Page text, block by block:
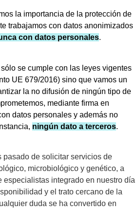
la importancia de la protección de
trabajamos con datos anonimizados
con datos personales.
se cumple con las leyes vigentes
UE 679/2016) sino que vamos un
la no difusión de ningún tipo de
mediante firma en
datos personales y además no
ningún dato a terceros.
pasado de solicitar servicios de
microbiológico y genético, a
especialistas integrado en nuestro día
y el trato cercano de la
duda se ha convertido en